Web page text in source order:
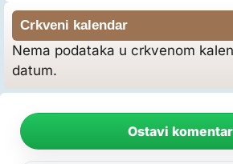
Crkveni kalendar
Nema podataka u crkvenom
datum.
Ostavi komentar